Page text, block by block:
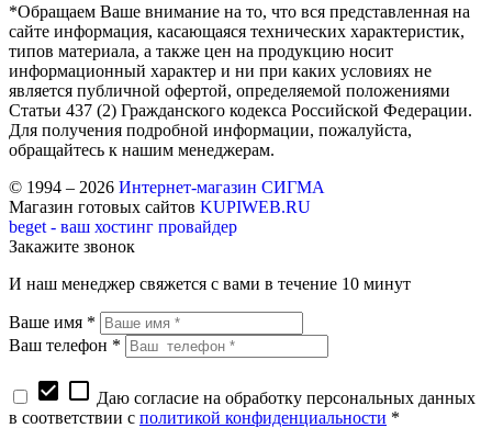
*Обращаем Ваше внимание на то, что вся представленная на
сайте информация, касающаяся технических характеристик,
типов материала, а также цен на продукцию носит
информационный характер и ни при каких условиях не
является публичной офертой, определяемой положениями
Статьи 437 (2) Гражданского кодекса Российской Федерации.
Для получения подробной информации, пожалуйста,
обращайтесь к нашим менеджерам.
© 1994 – 2026 Интернет-магазин СИГМА
Магазин готовых сайтов KUPIWEB.RU
beget - ваш хостинг провайдер
Закажите звонок
И наш менеджер свяжется с вами в течение 10 минут
Ваше имя *
Ваш телефон *
check_box check_box_outline_blank Даю согласие на обработку персональных данных
в соответствии с политикой конфиденциальности *